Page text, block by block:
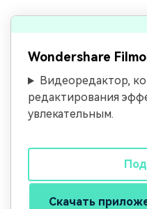
Wondershare
Видеоредактор,
редактирования
увлекательным.
Скачать